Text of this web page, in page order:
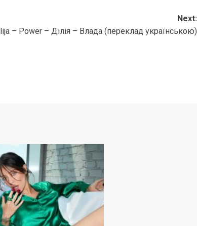
Next:
– Power – Ділія – Влада (переклад українською)